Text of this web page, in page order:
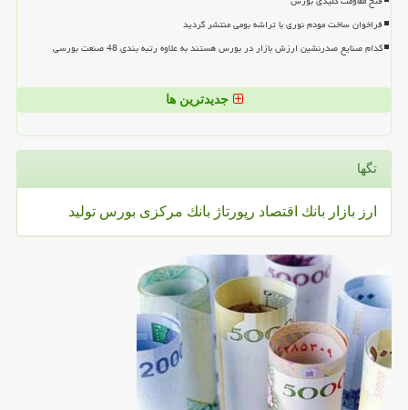
فراخوان ساخت مودم نوری با تراشه بومی منتشر گردید
کدام صنایع صدرنشین ارزش بازار در بورس هستند به علاوه رتبه بندی 48 صنعت بورسی
جدیدترین ها
تگها
ارز بازار بانك اقتصاد رپورتاژ بانك مركزی بورس تولید